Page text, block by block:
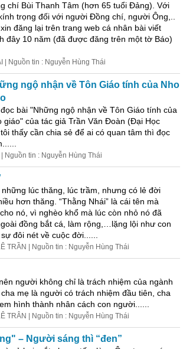
chí Bùi Thanh Tâm (hơn 65 tuổi Đảng). Với
trọng đối với người Đồng chí, người Ông,..
đăng lại trên trang web cá nhân bài viết
đây 10 năm (đã được đăng trên một tờ Báo)
| Nguồn tin : Nguyễn Hùng Thái
ngộ nhận về Tôn Giáo tính của Nho
bài "Những ngộ nhận về Tôn Giáo tính của
giáo" của tác giả Trần Văn Đoàn (Ðại Học
thấy cần chia sẻ để ai có quan tâm thì đọc
Nguồn tin : Nguyễn Hùng Thái
lúc thăng, lúc trầm, nhưng có lẻ đời
hơn thăng. “Thằng Nhái” là cái tên mà
nó, vì nghèo khổ mà lúc còn nhỏ nó đã
đồng bắt cá, làm rộng,…lặng lội như con
đôi nét về cuộc đời......
TRẦN | Nguồn tin : Nguyễn Hùng Thái
người không chỉ là trách nhiệm của ngành
mẹ là người có trách nhiệm đầu tiên, cha
hình thành nhân cách con người......
TRÂN | Nguồn tin : Nguyễn Hùng Thái
– Người sáng thì “đen”